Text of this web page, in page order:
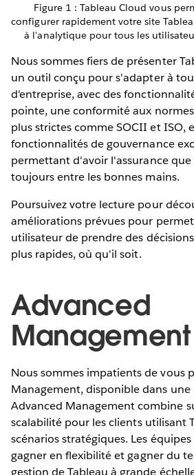
Figure 1 : Tableau Cloud vous
configurer rapidement votre site
à l'analytique pour tous les
Nous sommes fiers de présenter
un outil conçu pour s'adapter à
d'entreprise, avec des
pointe, une conformité aux
plus strictes comme SOCII et ISO,
fonctionnalités de gouvernance
permettant d'avoir l'assurance
toujours entre les bonnes mains.
Poursuivez votre lecture pour
améliorations prévues pour
utilisateur de prendre des
plus rapides, où qu'il soit.
Advanced
Management
Nous sommes impatients de vous
Management, disponible dans
Advanced Management combine
scalabilité pour les clients utilisant
scénarios stratégiques. Les
gagner en flexibilité et gagner du
gestion de Tableau à grande